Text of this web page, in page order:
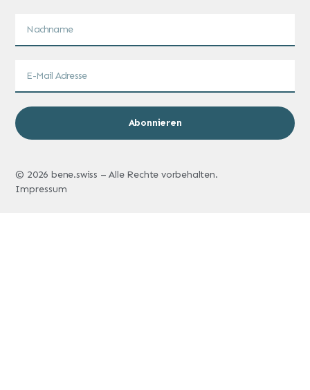
Abonnieren
© 2026 bene.swiss – Alle Rechte vorbehalten.
Impressum